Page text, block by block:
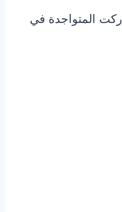
المتواجدة في